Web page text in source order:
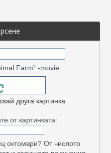
Farm" -movie
друга картинка
от картинката:
октомври? От числото